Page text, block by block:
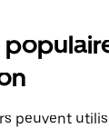
peuvent